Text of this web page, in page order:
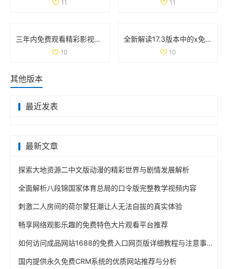
11 11
三年内免费观看精彩影视内容的全新选择与体验推荐
10
全新解读17.3版本中的x免费观看全集内容与特点揭秘
10
其他版本
最近发表
最新文章
探索大地资源二中文版动漫的精彩世界与剧情发展解析
全面解析八段锦国家体育总局的口令版完整教学视频内容
刺激二人房间的荷尔蒙狂潮让人无法自拔的真实体验
畅享网络观影乐趣的免费特色大片观看平台推荐
如何访问成品网站1688的免费入口网页版详细教程与注意事项
国内提供永久免费CRM系统的优质网站推荐与分析